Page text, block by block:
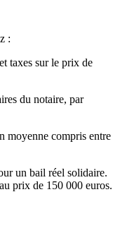
:
taxes sur le prix de
du notaire, par
moyenne compris entre
un bail réel solidaire.
prix de 150 000 euros.